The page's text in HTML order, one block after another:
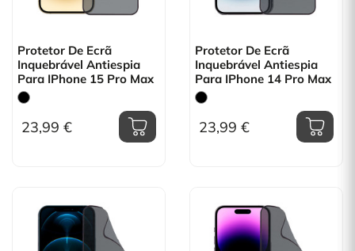
Protetor De Ecrã
Inquebrável Antiespia
Para IPhone 15 Pro Max
23,99 €
Protetor De Ecrã
Inquebrável Antiespia
Para IPhone 14 Pro Max
23,99 €